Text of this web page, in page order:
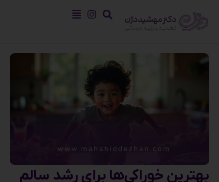
بهترین خوراکی‌ها برای رشد سالم